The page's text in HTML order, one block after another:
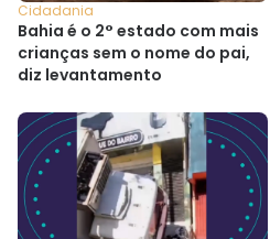
Cidadania
Bahia é o 2° estado com mais
crianças sem o nome do pai,
diz levantamento